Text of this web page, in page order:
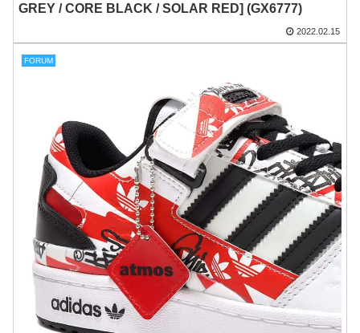
GREY / CORE BLACK / SOLAR RED] (GX6777)
2022.02.15
FORUM